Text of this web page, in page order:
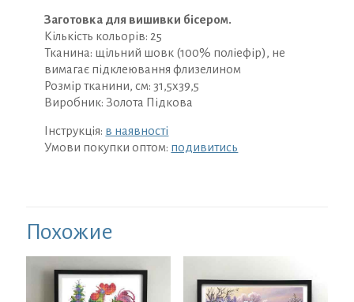
Заготовка для вишивки бісером.
Кількість кольорів: 25
Тканина: щільний шовк (100% поліефір), не
вимагає підклеювання флизелином
Розмір тканини, см: 31,5х39,5
Виробник: Золота Підкова
Інструкція: в наявності
Умови покупки оптом: подивитись
Похожие